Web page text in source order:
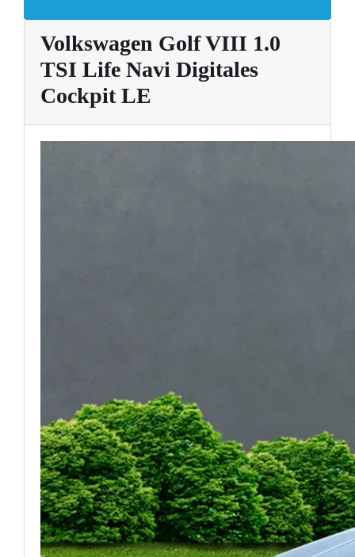
Volkswagen Golf VIII 1.0
TSI Life Navi Digitales
Cockpit LE